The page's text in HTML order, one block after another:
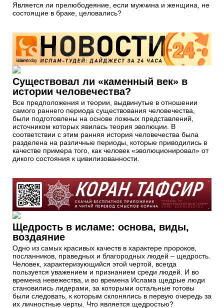
Является ли прелюбодеяние, если мужчина и женщина, не
состоящие в браке, целовались?
Существовал ли «каменный век» в
истории человечества?
Все предположения и теории, выдвинутые в отношении
самого раннего периода существования человечества,
были подготовлены на основе ложных представлений,
источником которых явилась теория эволюции. В
соответствии с этим ранняя история человечества была
разделена на различные периоды, которые приводились в
качестве примера того, как человек «эволюционировал» от
дикого состояния к цивилизованности.
Щедрость в исламе: основа, виды,
воздаяние
Одно из самых красивых качеств в характере пророков,
посланников, праведных и благородных людей – щедрость.
Человек, характеризующийся этой чертой, всегда
пользуется уважением и признанием среди людей. И во
времена невежества, и во времена Ислама щедрые люди
становились лидерами, за которыми остальные готовы
были следовать, к которым склонялись в первую очередь за
их личностные черты. Что является щедростью?